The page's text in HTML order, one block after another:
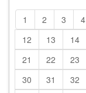
1 2 3 4
12
13 14
21
22 23
30
31 32